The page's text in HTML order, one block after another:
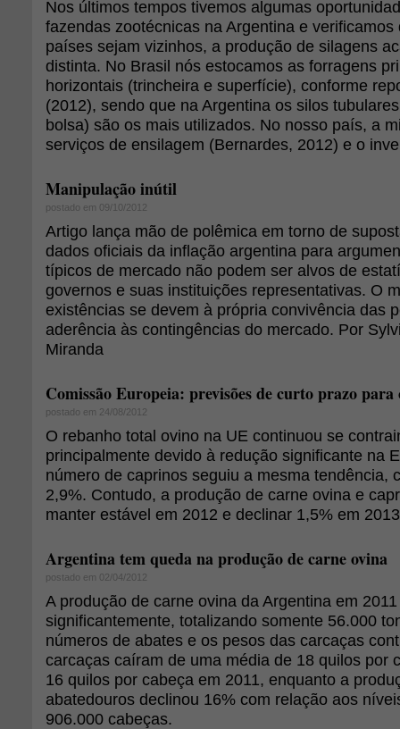
Nos últimos tempos tivemos algumas
fazendas zootécnicas na Argentina e verificamos
países sejam vizinhos, a produção de silagens
distinta. No Brasil nós estocamos as forragens
horizontais (trincheira e superfície), conforme
(2012), sendo que na Argentina os silos
bolsa) são os mais utilizados. No nosso país, a
serviços de ensilagem (Bernardes, 2012) e o
Manipulação inútil
postado em 09/10/2012
Artigo lança mão de polêmica em torno de
dados oficiais da inflação argentina para
típicos de mercado não podem ser alvos de
governos e suas instituições representativas. O
existências se devem à própria convivência das
aderência às contingências do mercado. Por
Miranda
Comissão Europeia: previsões de curto prazo para
postado em 24/08/2012
O rebanho total ovino na UE continuou se
principalmente devido à redução significante na
número de caprinos seguiu a mesma tendência,
2,9%. Contudo, a produção de carne ovina e
manter estável em 2012 e declinar 1,5% em
Argentina tem queda na produção de carne ovina
postado em 02/04/2012
A produção de carne ovina da Argentina em
significantemente, totalizando somente 56.000
números de abates e os pesos das carcaças
carcaças caíram de uma média de 18 quilos por
16 quilos por cabeça em 2011, enquanto a
abatedouros declinou 16% com relação aos
906.000 cabeças.